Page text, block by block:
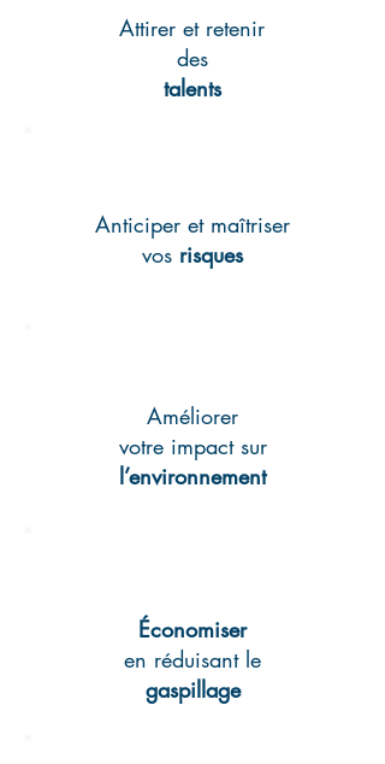
Anticiper et maîtriser
vos risques
Améliorer
votre impact sur
l’environnement
Économiser
en réduisant le
gaspillage
Attirer et retenir
des
talents